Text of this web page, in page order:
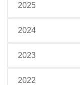
2025
2024
2023
2022